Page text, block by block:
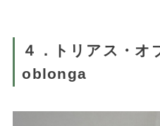
４．トリアス・
oblonga